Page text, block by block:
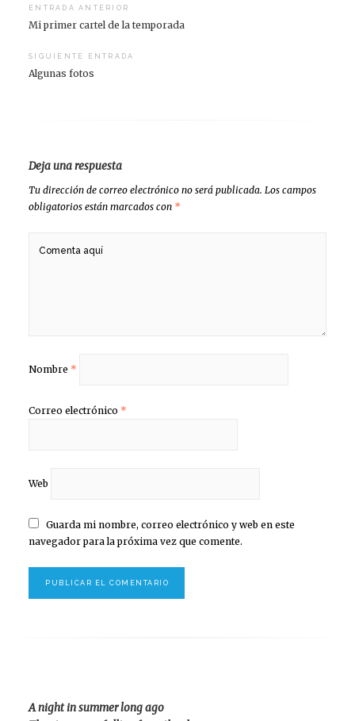
Navegación
de
entradas
ENTRADA ANTERIOR
Mi primer cartel de la temporada
SIGUIENTE ENTRADA
Algunas fotos
Deja una respuesta
Tu dirección de correo electrónico no será publicada. Los campos
obligatorios están marcados con *
Nombre *
Correo electrónico *
Web
Guarda mi nombre, correo electrónico y web en este
navegador para la próxima vez que comente.
A night in summer long ago